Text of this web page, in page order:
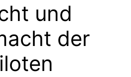
und
der